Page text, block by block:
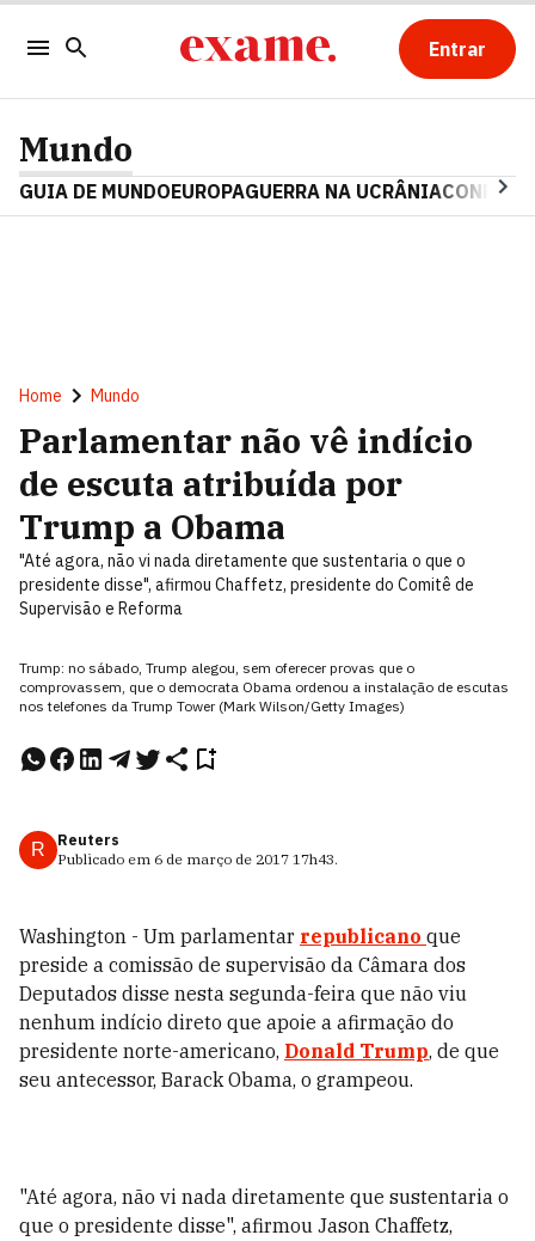
Entrar
Mundo
GUIA DE MUNDOEUROPAGUERRA NA UCRÂNIA
Home Mundo
Parlamentar não vê indício
de escuta atribuída por
Trump a Obama
"Até agora, não vi nada diretamente que sustentaria o que o
presidente disse", afirmou Chaffetz, presidente do Comitê de
Supervisão e Reforma
Trump: no sábado, Trump alegou, sem oferecer provas que o
comprovassem, que o democrata Obama ordenou a instalação de escutas
nos telefones da Trump Tower (Mark Wilson/Getty Images)
R
Reuters
Publicado em 6 de março de 2017 17h43.
Washington - Um parlamentar republicano que
preside a comissão de supervisão da Câmara dos
Deputados disse nesta segunda-feira que não viu
nenhum indício direto que apoie a afirmação do
presidente norte-americano, Donald Trump, de que
seu antecessor, Barack Obama, o grampeou.
"Até agora, não vi nada diretamente que sustentaria o
que o presidente disse", afirmou Jason Chaffetz,